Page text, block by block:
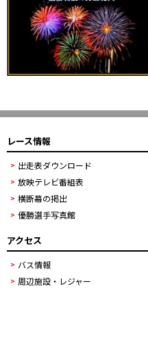
レース情報
出走表ダウンロード
放映テレビ番組表
横断幕の掲出
優勝選手写真館
アクセス
バス情報
周辺施設・レジャー